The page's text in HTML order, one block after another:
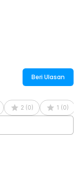
Beri Ulasan
2 (0) 1 (0)